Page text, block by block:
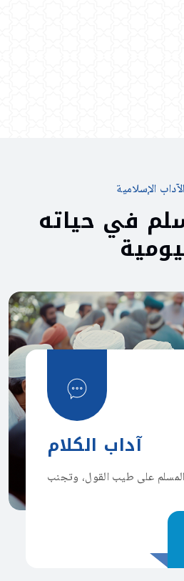
الآداب الإسلامية
في حياته
آداب الكلام
على طيب القول، وتجنب